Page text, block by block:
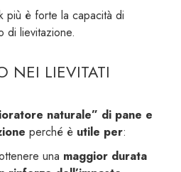
più è forte la capacità di
di lievitazione.
NEI LIEVITATI
naturale” di pane e
perché è utile per:
una maggior durata